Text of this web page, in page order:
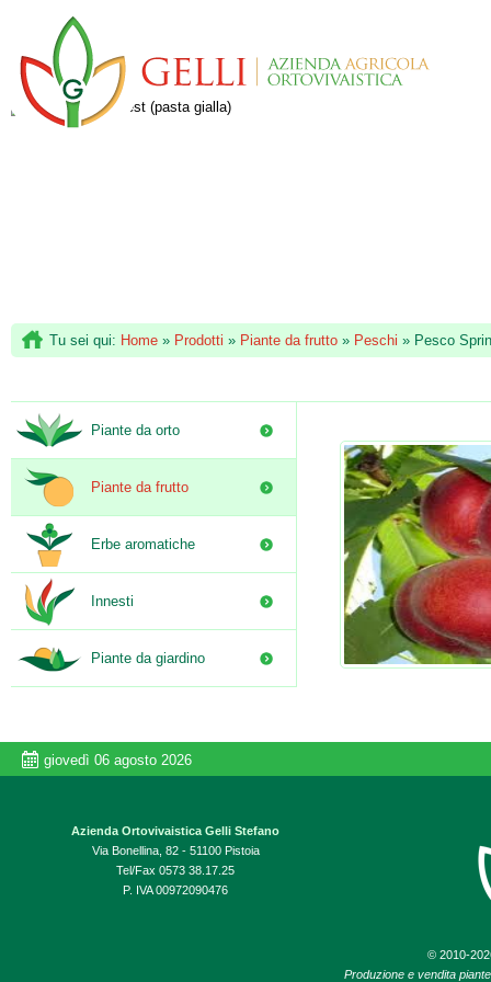
Tu sei qui: Home » Prodotti » Piante da frutto » Peschi » Pesco
Piante da orto
Piante da frutto
Erbe aromatiche
Innesti
Piante da giardino
giovedì 06 agosto 2026
Azienda Ortovivaistica Gelli Stefano
Via Bonellina, 82 - 51100 Pistoia
Tel/Fax 0573 38.17.25
P. IVA 00972090476
© 2010-
Produzione e vendita